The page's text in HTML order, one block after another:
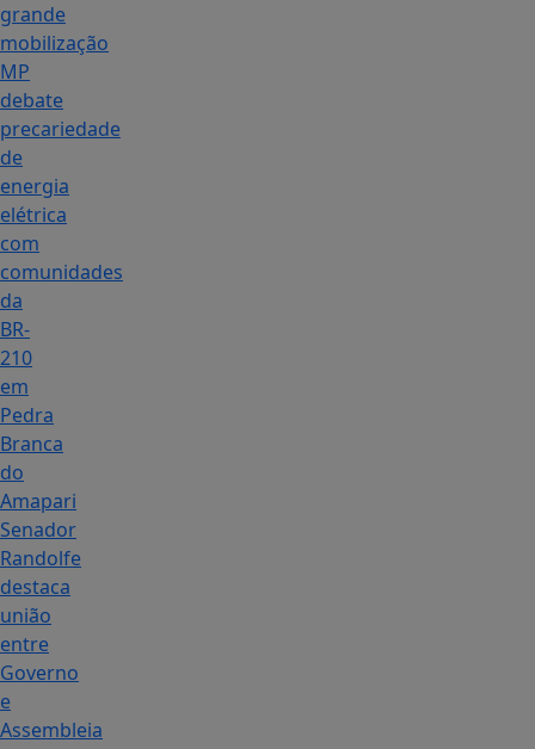
grande
mobilização
MP
debate
precariedade
de
energia
elétrica
com
comunidades
da
BR-
210
em
Pedra
Branca
do
Amapari
Senador
Randolfe
destaca
união
entre
Governo
e
Assembleia